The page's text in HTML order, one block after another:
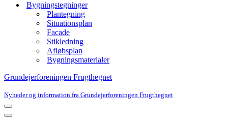
Bygningstegninger
Plantegning
Situationsplan
Facade
Stikledning
Afløbsplan
Bygningsmaterialer
Grundejerforeningen Frugthegnet
Nyheder og information fra Grundejerforeningen Frugthegnet
Navigation
menu
Navigation